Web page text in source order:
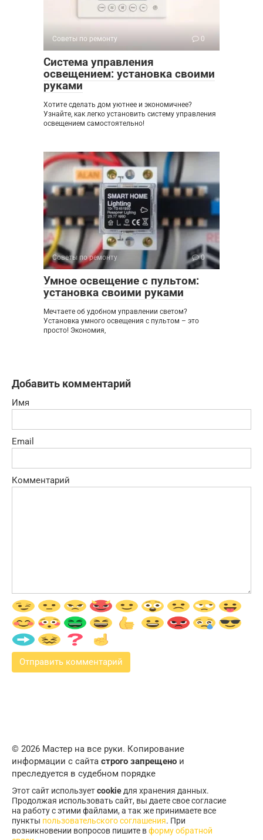
Советы по ремонту 0
Система управления
освещением: установка своими
руками
Хотите сделать дом уютнее и экономичнее?
Узнайте, как легко установить систему управления
освещением самостоятельно!
Советы по ремонту 0
Умное освещение с пультом:
установка своими руками
Мечтаете об удобном управлении светом?
Установка умного освещения с пультом – это
просто! Экономия,
Добавить комментарий
Имя
Email
Комментарий
© 2026 Мастер на все руки. Копирование
информации с сайта строго запрещено и
преследуется в судебном порядке
Этот сайт используетcookieдля хранения данных.
Продолжая использовать сайт, вы даете свое согласие
на работу с этими файлами, а так же принимаете все
пункты пользовательского соглашения. При
возникновении вопросов пишите вформу обратной